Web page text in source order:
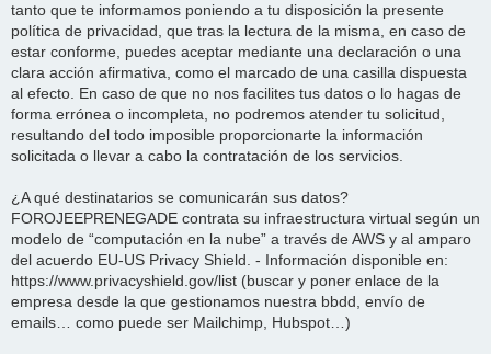
tanto que te informamos poniendo a tu disposición la presente
política de privacidad, que tras la lectura de la misma, en caso de
estar conforme, puedes aceptar mediante una declaración o una
clara acción afirmativa, como el marcado de una casilla dispuesta
al efecto. En caso de que no nos facilites tus datos o lo hagas de
forma errónea o incompleta, no podremos atender tu solicitud,
resultando del todo imposible proporcionarte la información
solicitada o llevar a cabo la contratación de los servicios.
¿A qué destinatarios se comunicarán sus datos?
FOROJEEPRENEGADE contrata su infraestructura virtual según un
modelo de “computación en la nube” a través de AWS y al amparo
del acuerdo EU-US Privacy Shield. - Información disponible en:
https://www.privacyshield.gov/list (buscar y poner enlace de la
empresa desde la que gestionamos nuestra bbdd, envío de
emails… como puede ser Mailchimp, Hubspot…)